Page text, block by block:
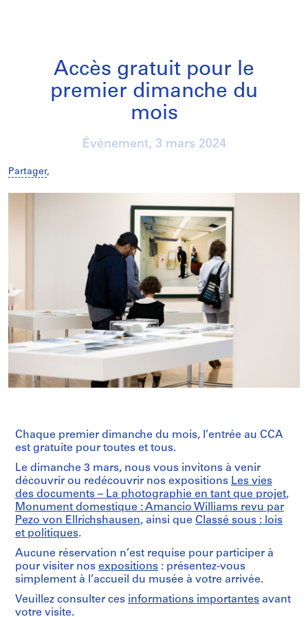
Accès gratuit pour le
premier dimanche du
mois
Événement, 3 mars 2024
Partager,
Chaque premier dimanche du mois, l’entrée au CCA
est gratuite pour toutes et tous.
Le dimanche 3 mars, nous vous invitons à venir
découvrir ou redécouvrir nos expositions Les vies
des documents – La photographie en tant que projet,
Monument domestique : Amancio Williams revu par
Pezo von Ellrichshausen, ainsi que Classé sous : lois
et politiques.
Aucune réservation n’est requise pour participer à
pour visiter nos expositions : présentez-vous
simplement à l’accueil du musée à votre arrivée.
Veuillez consulter ces informations importantes avant
votre visite.